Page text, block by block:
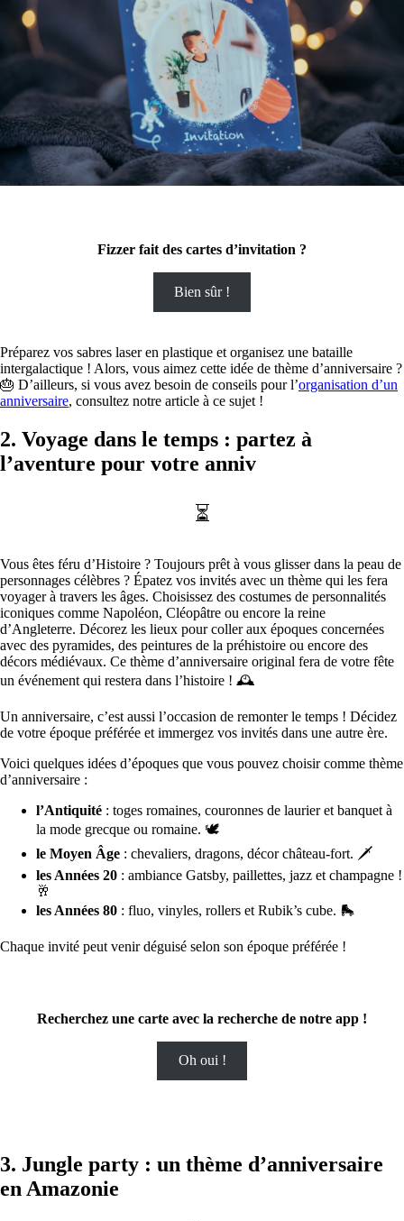
Fizzer fait des cartes d’invitation ?
Bien sûr !
Préparez vos sabres laser en plastique et organisez une bataille
intergalactique ! Alors, vous aimez cette idée de thème d’anniversaire ?
🎂 D’ailleurs, si vous avez besoin de conseils pour l’organisation d’un
anniversaire, consultez notre article à ce sujet !
2. Voyage dans le temps : partez à
l’aventure pour votre anniv
⏳
Vous êtes féru d’Histoire ? Toujours prêt à vous glisser dans la peau de
personnages célèbres ? Épatez vos invités avec un thème qui les fera
voyager à travers les âges. Choisissez des costumes de personnalités
iconiques comme Napoléon, Cléopâtre ou encore la reine
d’Angleterre. Décorez les lieux pour coller aux époques concernées
avec des pyramides, des peintures de la préhistoire ou encore des
décors médiévaux. Ce thème d’anniversaire original fera de votre fête
un événement qui restera dans l’histoire ! 🕰
Un anniversaire, c’est aussi l’occasion de remonter le temps ! Décidez
de votre époque préférée et immergez vos invités dans une autre ère.
Voici quelques idées d’époques que vous pouvez choisir comme thème
d’anniversaire :
l’Antiquité : toges romaines, couronnes de laurier et banquet à
la mode grecque ou romaine. 🕊️
le Moyen Âge : chevaliers, dragons, décor château-fort. 🗡️
les Années 20 : ambiance Gatsby, paillettes, jazz et champagne !
🥂
les Années 80 : fluo, vinyles, rollers et Rubik’s cube. 🛼
Chaque invité peut venir déguisé selon son époque préférée !
Recherchez une carte avec la recherche de notre app !
Oh oui !
3. Jungle party : un thème d’anniversaire
en Amazonie